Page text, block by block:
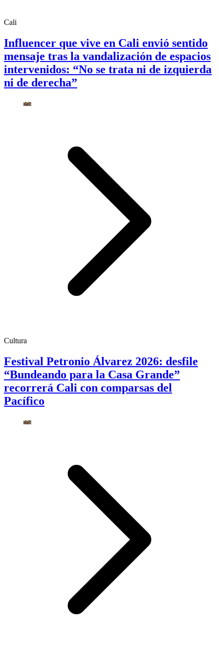
Cali
Influencer que vive en Cali envió sentido
mensaje tras la vandalización de espacios
intervenidos: “No se trata ni de izquierda
ni de derecha”
Cultura
Festival Petronio Álvarez 2026: desfile
“Bundeando para la Casa Grande”
recorrerá Cali con comparsas del
Pacífico